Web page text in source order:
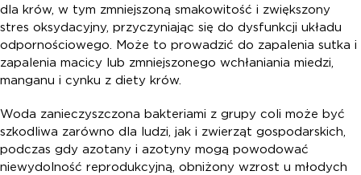
dla krów, w tym zmniejszoną smakowitość i zwiększony
stres oksydacyjny, przyczyniając się do dysfunkcji układu
odpornościowego. Może to prowadzić do zapalenia sutka i
zapalenia macicy lub zmniejszonego wchłaniania miedzi,
manganu i cynku z diety krów.
Woda zanieczyszczona bakteriami z grupy coli może być
szkodliwa zarówno dla ludzi, jak i zwierząt gospodarskich,
podczas gdy azotany i azotyny mogą powodować
niewydolność reprodukcyjną, obniżony wzrost u młodych